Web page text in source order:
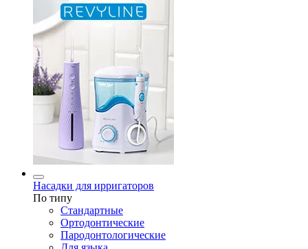
Насадки для ирригаторов
По типу
Стандартные
Ортодонтические
Пародонтологические